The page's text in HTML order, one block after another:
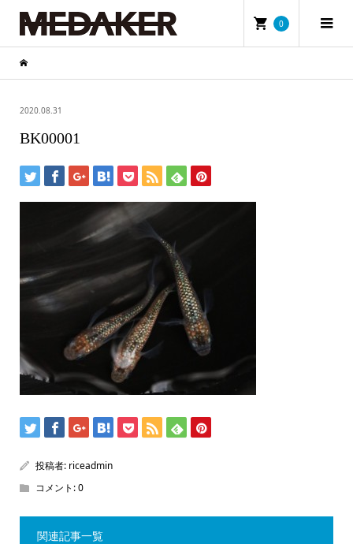
0
2020.08.31
BK00001
投稿者: riceadmin
コメント:0
関連記事一覧